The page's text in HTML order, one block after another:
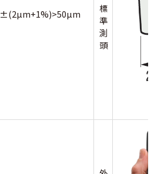
±(2µm+1%)>50µm
標
準
測
頭